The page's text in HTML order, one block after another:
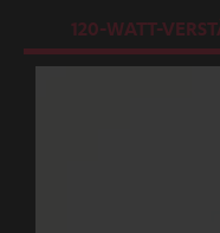
120-WATT-